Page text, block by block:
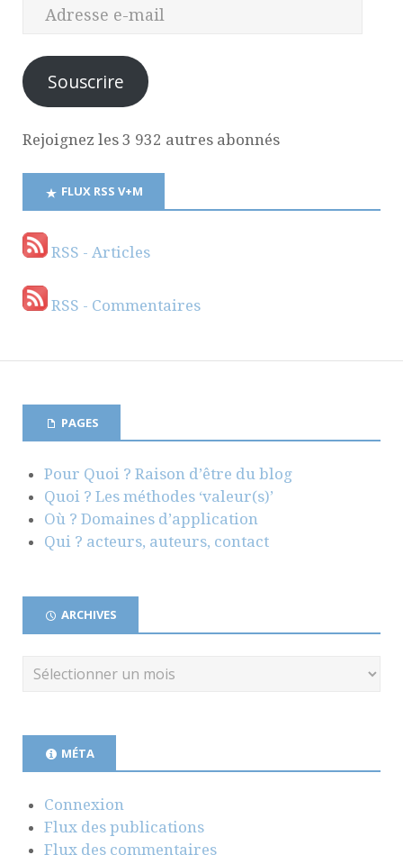
Souscrire
Rejoignez les 3 932 autres abonnés
FLUX RSS V+M
RSS - Articles
RSS - Commentaires
PAGES
Pour Quoi ? Raison d’être du blog
Quoi ? Les méthodes ‘valeur(s)’
Où ? Domaines d’application
Qui ? acteurs, auteurs, contact
ARCHIVES
MÉTA
Connexion
Flux des publications
Flux des commentaires